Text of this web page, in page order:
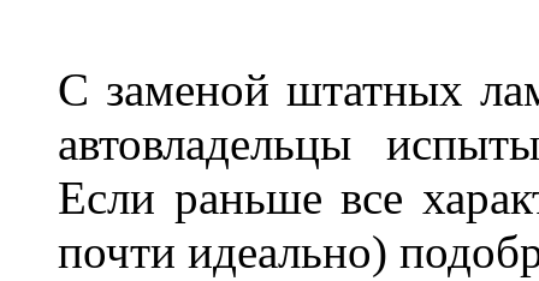
С заменой штатных
автовладельцы
Если раньше все
почти идеально)